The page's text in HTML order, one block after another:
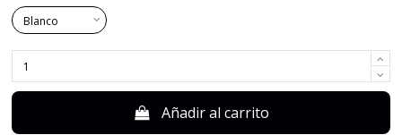
Añadir al carrito